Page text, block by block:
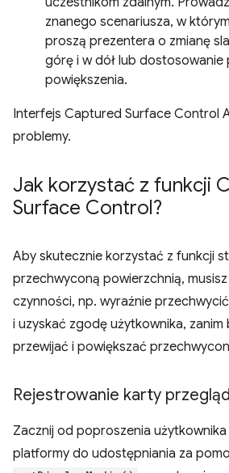
znanego scenariusza, w
proszą prezentera o zmianę
górę i w dół lub dostosowanie
powiększenia.
Interfejs Captured Surface Control
problemy.
Jak korzystać z funkcji
Surface Control?
Aby skutecznie korzystać z funkcji
przechwyconą powierzchnią,
czynności, np. wyraźnie
i uzyskać zgodę użytkownika, zanim
przewijać i powiększać
Rejestrowanie karty
Zacznij od poproszenia
platformy do udostępniania za